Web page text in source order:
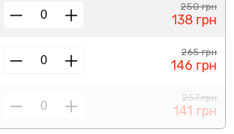
250 грн
138 грн
265 грн
146 грн
257 грн
141 грн